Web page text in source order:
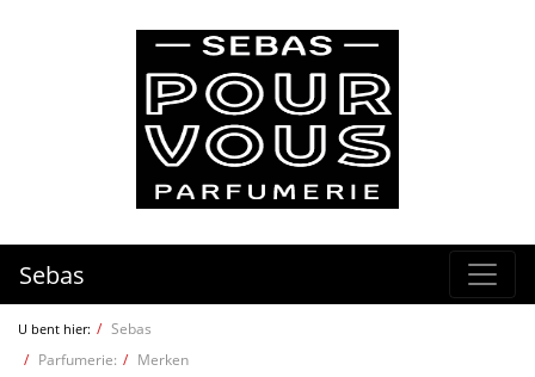
Sebas
U bent hier:
Sebas
Parfumerie:
Merken